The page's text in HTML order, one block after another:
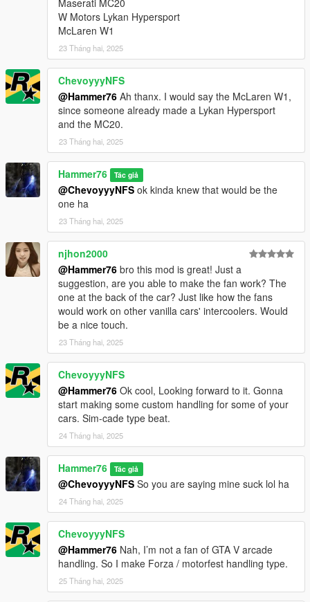
Maserati MC20
W Motors Lykan Hypersport
McLaren W1
23 Tháng hai, 2025
ChevoyyyNFS
@Hammer76 Ah thanx. I would say the McLaren W1,
since someone already made a Lykan Hypersport
and the MC20.
23 Tháng hai, 2025
Hammer76 Tác giả
@ChevoyyyNFS ok kinda knew that would be the
one ha
23 Tháng hai, 2025
njhon2000
@Hammer76 bro this mod is great! Just a
suggestion, are you able to make the fan work? The
one at the back of the car? Just like how the fans
would work on other vanilla cars' intercoolers. Would
be a nice touch.
23 Tháng hai, 2025
ChevoyyyNFS
@Hammer76 Ok cool, Looking forward to it. Gonna
start making some custom handling for some of your
cars. Sim-cade type beat.
24 Tháng hai, 2025
Hammer76 Tác giả
@ChevoyyyNFS So you are saying mine suck lol ha
24 Tháng hai, 2025
ChevoyyyNFS
@Hammer76 Nah, I’m not a fan of GTA V arcade
handling. So I make Forza / motorfest handling type.
25 Tháng hai, 2025